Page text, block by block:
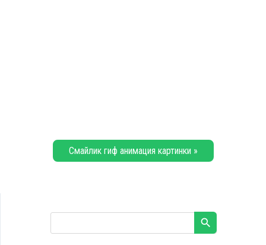
Смайлик гиф анимация картинки »